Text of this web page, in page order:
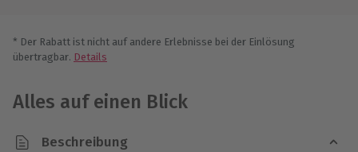
* Der Rabatt ist nicht auf andere Erlebnisse bei der Einlösung
übertragbar. Details
Alles auf einen Blick
Beschreibung